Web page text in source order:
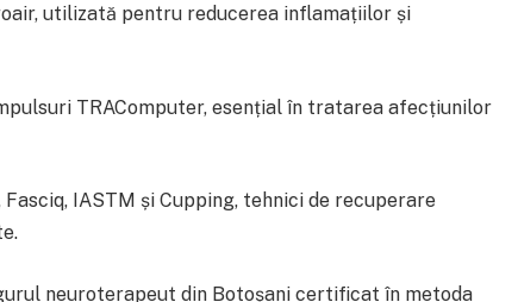
utilizată pentru reducerea inflamațiilor și
TRAComputer, esențial în tratarea afecțiunilor
IASTM și Cupping, tehnici de recuperare
neuroterapeut din Botoșani certificat în metoda